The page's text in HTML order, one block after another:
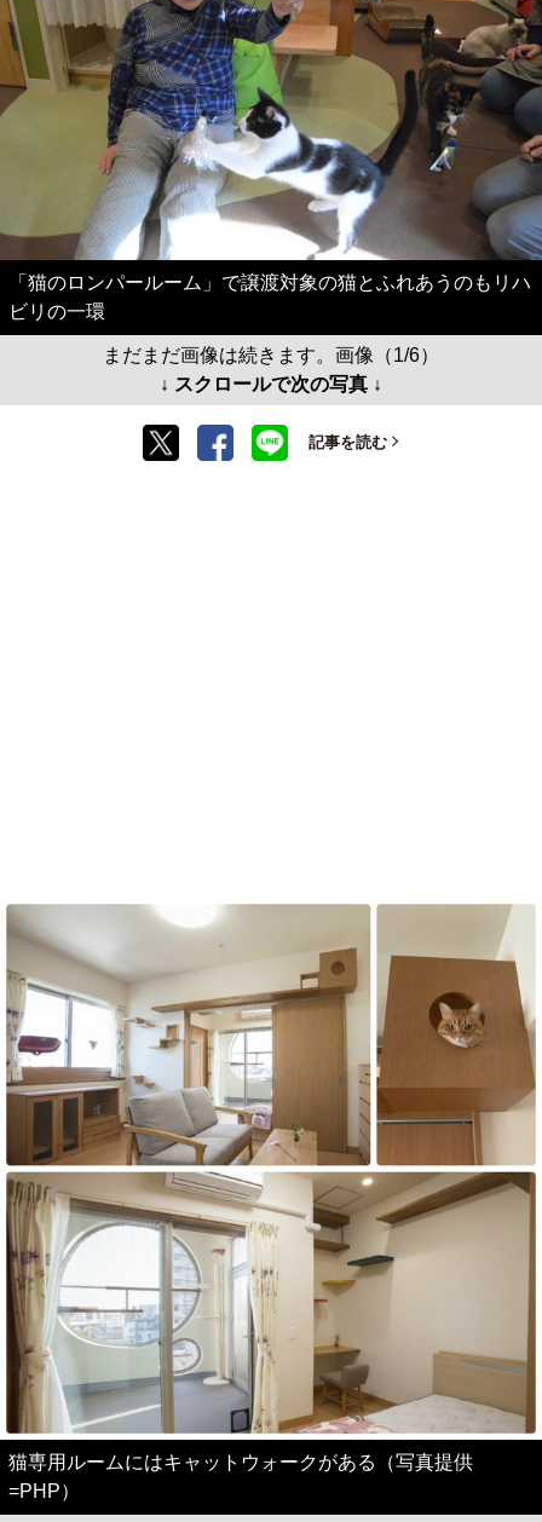
「猫のロンパールーム」で譲渡対象の猫とふれあうのもリハ
ビリの一環
まだまだ画像は続きます。画像（1/6）
↓ スクロールで次の写真 ↓
記事を読む
猫専用ルームにはキャットウォークがある（写真提供
=PHP）